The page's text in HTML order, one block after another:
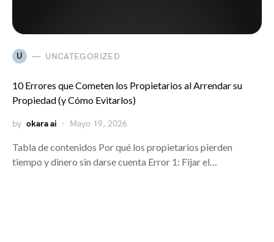
U UNCATEGORIZED
10 Errores que Cometen los Propietarios al Arrendar su
Propiedad (y Cómo Evitarlos)
by okara ai Mayo 19, 2026
Tabla de contenidos Por qué los propietarios pierden
tiempo y dinero sin darse cuenta Error 1: Fijar el…